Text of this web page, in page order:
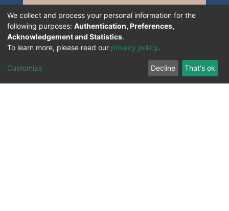
We collect and process your personal information for the
following purposes: Authentication, Preferences,
Acknowledgement and Statistics.
To learn more, please read our privacy policy.
Customize Decline That's ok